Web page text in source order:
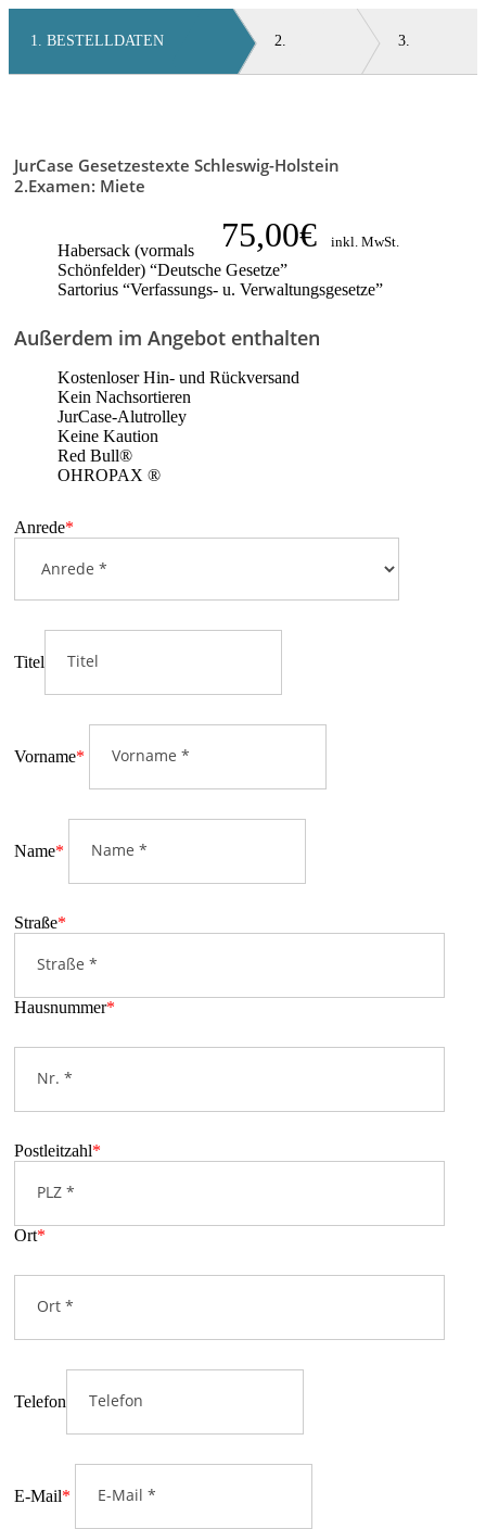
content
BESTELLDATEN
JurCase Gesetzestexte Schleswig-Holstein
2.Examen: Miete
75,00€ inkl. MwSt.
Habersack (vormals
Schönfelder) “Deutsche Gesetze”
Sartorius “Verfassungs- u. Verwaltungsgesetze”
Außerdem im Angebot enthalten
Kostenloser Hin- und Rückversand
Kein Nachsortieren
JurCase-Alutrolley
Keine Kaution
Red Bull®
OHROPAX ®
Anrede*
Titel
Vorname*
Name*
Straße*
Hausnummer*
Postleitzahl*
Ort*
Telefon
E-Mail*